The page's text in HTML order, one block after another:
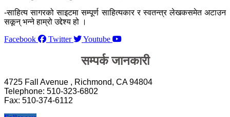
-साहित्य सागरको साइटमा सम्पूर्ण साहित्यकार र स्वतन्त्र लेखकसमेत अटाउन
सकून् भन्ने हाम्रो उद्देश्य हो ।
Facebook
Twitter Youtube
सम्पर्क जानकारी
4725 Fall Avenue , Richmond, CA 94804
Telephone: 510-323-6802
Fax: 510-374-6112